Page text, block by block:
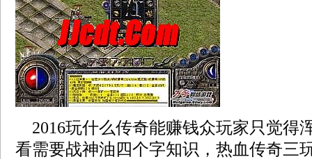
2016玩什么传奇能赚钱众玩家只觉得
看需要战神油四个字知识，热血传奇三